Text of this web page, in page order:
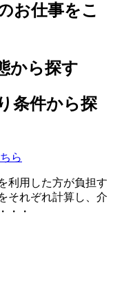
お仕事をこ
から探す
条件から探
ら
利用した方が負担す
それぞれ計算し、介
・・